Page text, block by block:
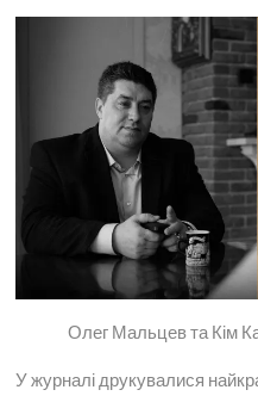
Олег Мальцев та Кім
У журналі друкувалися